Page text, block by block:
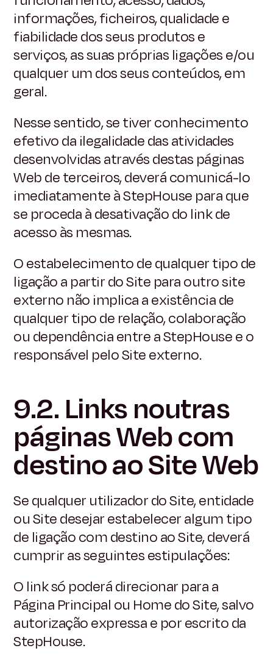
informações, ficheiros, qualidade e
fiabilidade dos seus produtos e
serviços, as suas próprias ligações e/ou
qualquer um dos seus conteúdos, em
geral.
Nesse sentido, se tiver conhecimento
efetivo da ilegalidade das atividades
desenvolvidas através destas páginas
Web de terceiros, deverá comunicá-lo
imediatamente à StepHouse para que
se proceda à desativação do link de
acesso às mesmas.
O estabelecimento de qualquer tipo de
ligação a partir do Site para outro site
externo não implica a existência de
qualquer tipo de relação, colaboração
ou dependência entre a StepHouse e o
responsável pelo Site externo.
9.2. Links noutras
páginas Web com
destino ao Site Web
Se qualquer utilizador do Site, entidade
ou Site desejar estabelecer algum tipo
de ligação com destino ao Site, deverá
cumprir as seguintes estipulações:
O link só poderá direcionar para a
Página Principal ou Home do Site, salvo
autorização expressa e por escrito da
StepHouse.